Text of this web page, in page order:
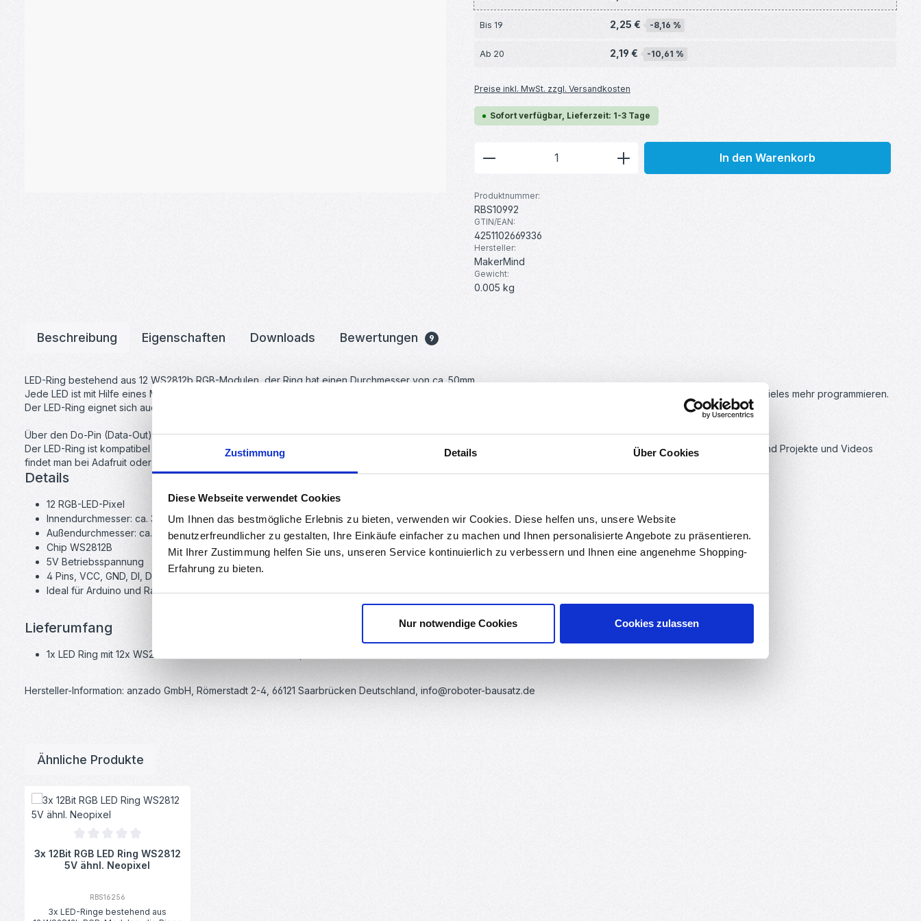
Zustimmung Details Über Cookies
Diese Webseite verwendet Cookies
Um Ihnen das bestmögliche Erlebnis zu bieten, verwenden wir Cookies. Diese helfen uns, unsere Website
benutzerfreundlicher zu gestalten, Ihre Einkäufe einfacher zu machen und Ihnen personalisierte Angebote zu präsentieren.
Mit Ihrer Zustimmung helfen Sie uns, unseren Service kontinuierlich zu verbessern und Ihnen eine angenehme Shopping-
Erfahrung zu bieten.
Nur notwendige Cookies Cookies zulassen
Bis 19 2,25 € -8,16 %
Ab 20 2,19 € -10,61 %
Preise inkl. MwSt. zzgl. Versandkosten
Sofort verfügbar, Lieferzeit: 1-3 Tage
Produkt Anzahl: Gib den gewünschten Wert ein oder
In den Warenkorb
Produktnummer:
RBS10992
GTIN/EAN:
4251102669336
Hersteller:
MakerMind
Gewicht:
0.005 kg
Beschreibung Eigenschaften Downloads Bewertungen 9
LED-Ring bestehend aus 12 WS2812b RGB-Modulen, der Ring hat einen Durchmesser von ca. 50mm.
Jede LED ist mit Hilfe eines Microcontrollers (z.B. Arduino) einzeln ansteuerbar, so lassen sich super Funktionen oder Effekte wie Lauflichter, buntes Aufblitzen und vieles mehr programmieren.
Der LED-Ring eignet sich auch hervorragend für Quadrocopterbeleuchtungen oder Dekorationen.
Über den Do-Pin (Data-Out) können weitere RGB-Ringe angeschlossen und somit kaskadiert werden.
Der LED-Ring ist kompatibel zu der Adafruit Neopixel-Library die das Programmieren stark vereinfacht und bereits viele tolle Beispiele mitbringt. Weitere Beispiele und Projekte und Videos
findet man bei Adafruit oder mit einer Youtube suche nach "Neopixel Adafruit".
Details
12 RGB-LED-Pixel
Innendurchmesser: ca. 35mm
Außendurchmesser: ca. 50mm
Chip WS2812B
5V Betriebsspannung
4 Pins, VCC, GND, DI, DO
Ideal für Arduino und Raspberry Pi
Lieferumfang
1x LED Ring mit 12x WS2812 5050 RGB-LEDs ähnlich Neopixel
Hersteller-Information: anzado GmbH, Römerstadt 2-4, 66121 Saarbrücken Deutschland, info@roboter-bausatz.de
Ähnliche Produkte
Produktgalerie überspringen
Durchschnittliche Bewertung von 0 von 5 Sternen
3x 12Bit RGB LED Ring WS2812
5V ähnl. Neopixel
RBS16256
3x LED-Ringe bestehend aus